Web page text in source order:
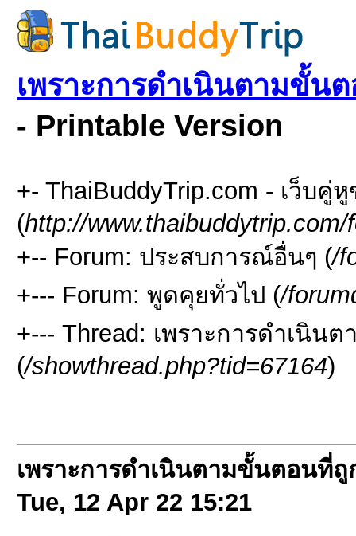
เพราะการดำเนินตามขั้น
- Printable Version
+- ThaiBuddyTrip.com - เว็บคู่
(http://www.thaibuddytrip.com/
+-- Forum: ประสบการณ์อื่นๆ (/
+--- Forum: พูดคุยทั่วไป (/
+--- Thread: เพราะการดำเนิน
(/showthread.php?tid=67164)
เพราะการดำเนินตามขั้นตอนที่
Tue, 12 Apr 22 15:21